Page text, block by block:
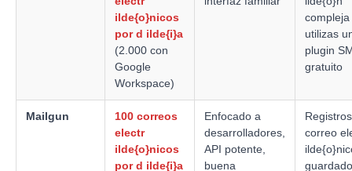
ilde{o}nicos
por d ilde{i}a
(2.000 con
Google
Workspace)
compleja
utilizas
plugin
gratuito
Mailgun
100 correos
electr
ilde{o}nicos
por d ilde{i}a
Enfocado a
desarrolladores,
API potente,
buena
correo